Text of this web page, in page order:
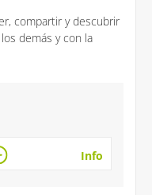
compartir y descubrir
demás y con la
Info